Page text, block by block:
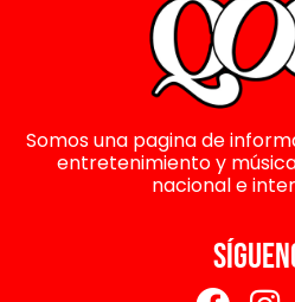
Somos una pagina de
entretenimiento y
nacional e